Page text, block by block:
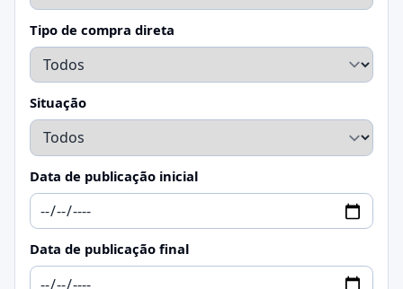
Tipo de compra direta
Situação
Data de publicação inicial
Data de publicação final